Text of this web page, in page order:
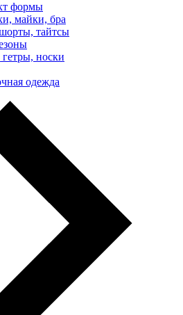
формы
майки, бра
тайтсы
носки
одежда